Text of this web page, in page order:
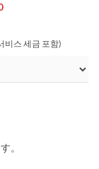
비스 세금 포함)
。